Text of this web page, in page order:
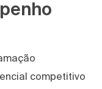
competitivo